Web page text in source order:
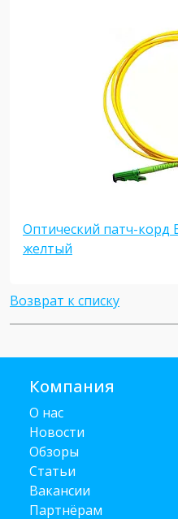
Оптический патч-корд
желтый
Возврат к списку
Компания
О нас
Новости
Обзоры
Статьи
Вакансии
Партнёрам